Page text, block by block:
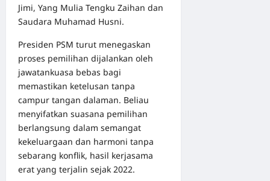
Jimi, Yang Mulia Tengku Zaihan dan
Saudara Muhamad Husni.
Presiden PSM turut menegaskan
proses pemilihan dijalankan oleh
jawatankuasa bebas bagi
memastikan ketelusan tanpa
campur tangan dalaman. Beliau
menyifatkan suasana pemilihan
berlangsung dalam semangat
kekeluargaan dan harmoni tanpa
sebarang konflik, hasil kerjasama
erat yang terjalin sejak 2022.